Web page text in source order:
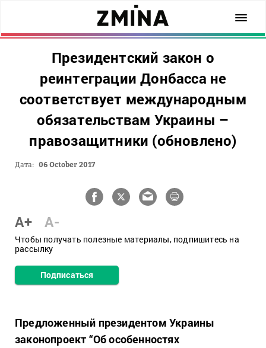
Президентский закон о
реинтеграции Донбасса не
соответствует международным
обязательствам Украины –
правозащитники (обновлено)
Дата: 06 October 2017
A+ A-
Чтобы получать полезные материалы, подпишитесь на
рассылку
Подписаться
Предложенный президентом Украины
законопроект “Об особенностях